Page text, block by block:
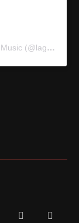
Uma publicação compartilhada por Laguna Music (@lagunamusiclabel)